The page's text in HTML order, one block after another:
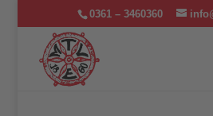
0361 – 3460360